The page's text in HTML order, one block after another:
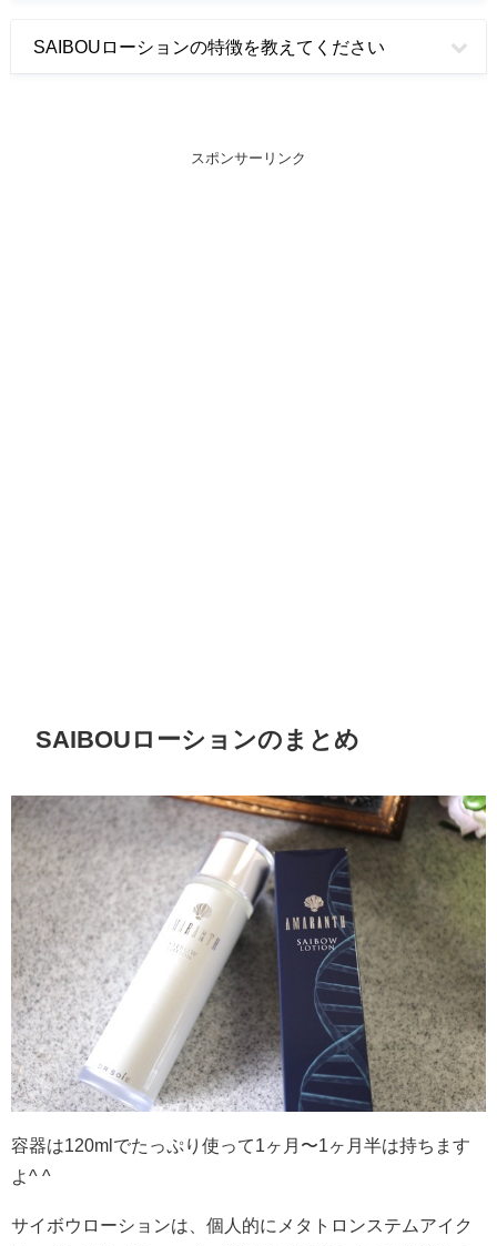
SAIBOUローションの特徴を教えてください
スポンサーリンク
SAIBOUローションのまとめ
容器は120mlでたっぷり使って1ヶ月〜1ヶ月半は持ちます
よ^ ^
サイボウローションは、個人的にメタトロンステムアイク